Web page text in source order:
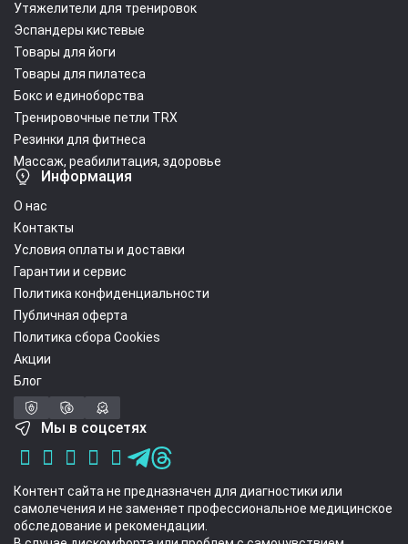
Утяжелители для тренировок
Эспандеры кистевые
Товары для йоги
Товары для пилатеса
Бокс и единоборства
Тренировочные петли TRX
Резинки для фитнеса
Массаж, реабилитация, здоровье
Информация
О нас
Контакты
Условия оплаты и доставки
Гарантии и сервис
Политика конфиденциальности
Публичная оферта
Политика сбора Cookies
Акции
Блог
Мы в соцсетях
Контент сайта не предназначен для диагностики или
самолечения и не заменяет профессиональное медицинское
обследование и рекомендации.